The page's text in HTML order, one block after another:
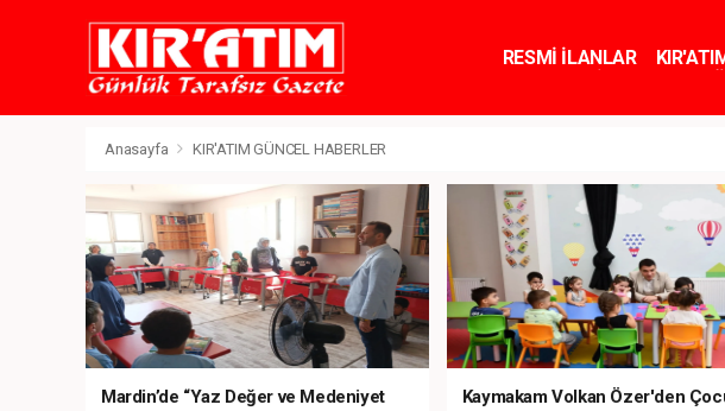
RESMİ İLANLAR
Anasayfa KIR'ATIM GÜNCEL HABERLER
Mardin’de “Yaz Değer ve Medeniyet
Kaymakam Volkan Özer'den